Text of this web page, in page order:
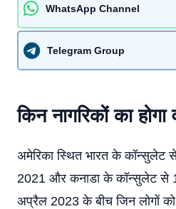
WhatsApp Channel
Telegram Group
किन नागरिकों का होगा
अमेरिका स्थित भारत के कॉन्सुलेट
2021 और कनाडा के कॉन्सुलेट से
अप्रैल 2023 के बीच जिन लोगों को